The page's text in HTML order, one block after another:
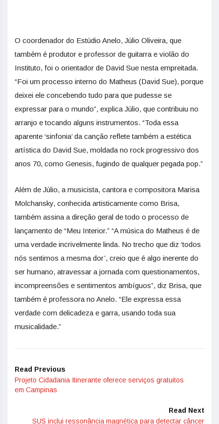
O coordenador do Estúdio Anelo, Júlio Oliveira, que
também é produtor e professor de guitarra e violão do
Instituto, foi o orientador de David Sue nesta empreitada.
“Foi um processo interno do Matheus (David Sue), porque
deixei ele concebendo tudo para que pudesse se
expressar para o mundo”, explica Júlio, que contribuiu no
arranjo e tocando alguns instrumentos. “Toda essa
aparente ‘sinfonia’ da canção reflete também a estética
artística do David Sue, moldada no rock progressivo dos
anos 70, como Genesis, fugindo de qualquer pegada pop.”
Além de Júlio, a musicista, cantora e compositora Marisa
Molchansky, conhecida artisticamente como Brisa,
também assina a direção geral de todo o processo de
lançamento de “Meu Interior.” “A música do Matheus é de
uma verdade incrivelmente linda. No trecho que diz ‘todos
nós sentimos a mesma dor’, creio que é algo inerente do
ser humano, atravessar a jornada com questionamentos,
incompreensões e sentimentos ambíguos”, diz Brisa, que
também é professora no Anelo. “Ele expressa essa
verdade com delicadeza e garra, usando toda sua
musicalidade.”
Read Previous
Projeto Cidadania Itinerante oferece serviços gratuitos
em Campinas
Read Next
SUS inclui ressonância magnética para detectar câncer